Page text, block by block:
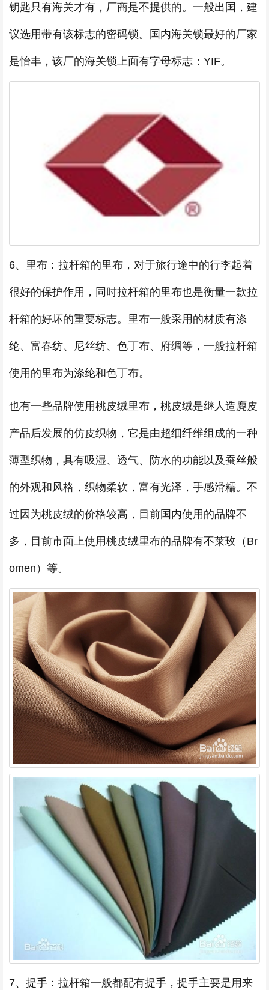
钥匙只有海关才有，厂商是不提供的。一般出国，建
议选用带有该标志的密码锁。国内海关锁最好的厂家
是怡丰，该厂的海关锁上面有字母标志：YIF。
6、里布：拉杆箱的里布，对于旅行途中的行李起着
很好的保护作用，同时拉杆箱的里布也是衡量一款拉
杆箱的好坏的重要标志。里布一般采用的材质有涤
纶、富春纺、尼丝纺、色丁布、府绸等，一般拉杆箱
使用的里布为涤纶和色丁布。
也有一些品牌使用桃皮绒里布，桃皮绒是继人造麂皮
产品后发展的仿皮织物，它是由超细纤维组成的一种
薄型织物，具有吸湿、透气、防水的功能以及蚕丝般
的外观和风格，织物柔软，富有光泽，手感滑糯。不
过因为桃皮绒的价格较高，目前国内使用的品牌不
多，目前市面上使用桃皮绒里布的品牌有不莱玫（Br
omen）等。
7、提手：拉杆箱一般都配有提手，提手主要是用来